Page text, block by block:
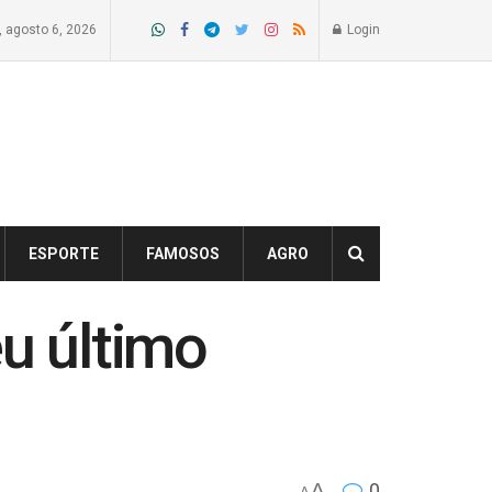
agosto 6, 2026 Login
ESPORTE FAMOSOS AGRO
último